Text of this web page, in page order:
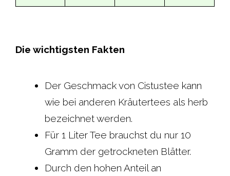
Die wichtigsten Fakten
Der Geschmack von Cistustee kann
wie bei anderen Kräutertees als herb
bezeichnet werden.
Für 1 Liter Tee brauchst du nur 10
Gramm der getrockneten Blätter.
Durch den hohen Anteil an